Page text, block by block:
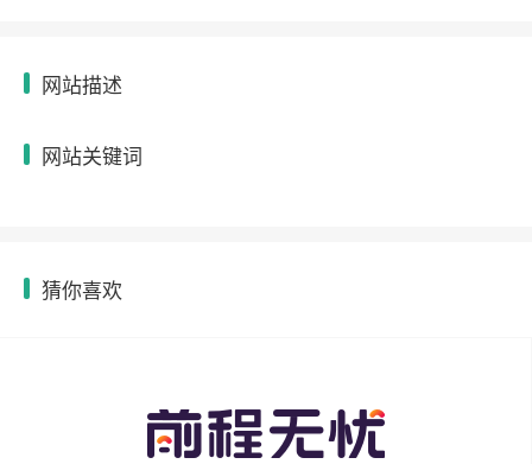
网站描述
网站关键词
猜你喜欢